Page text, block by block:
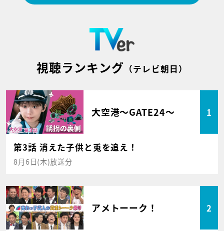
視聴ランキング （テレビ朝日）
大空港～GATE24～ 1
第3話 消えた子供と兎を追え！
8月6日(木)放送分
アメトーーク！ 2